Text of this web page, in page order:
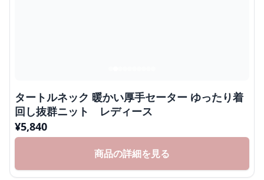
タートルネック 暖かい厚手セーター ゆったり着
回し抜群ニット レディース
¥5,840
商品の詳細を見る